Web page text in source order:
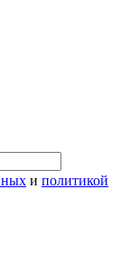
и политикой